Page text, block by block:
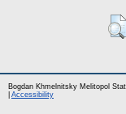
Bogdan Khmelnitsky Melitopol
Accessibility